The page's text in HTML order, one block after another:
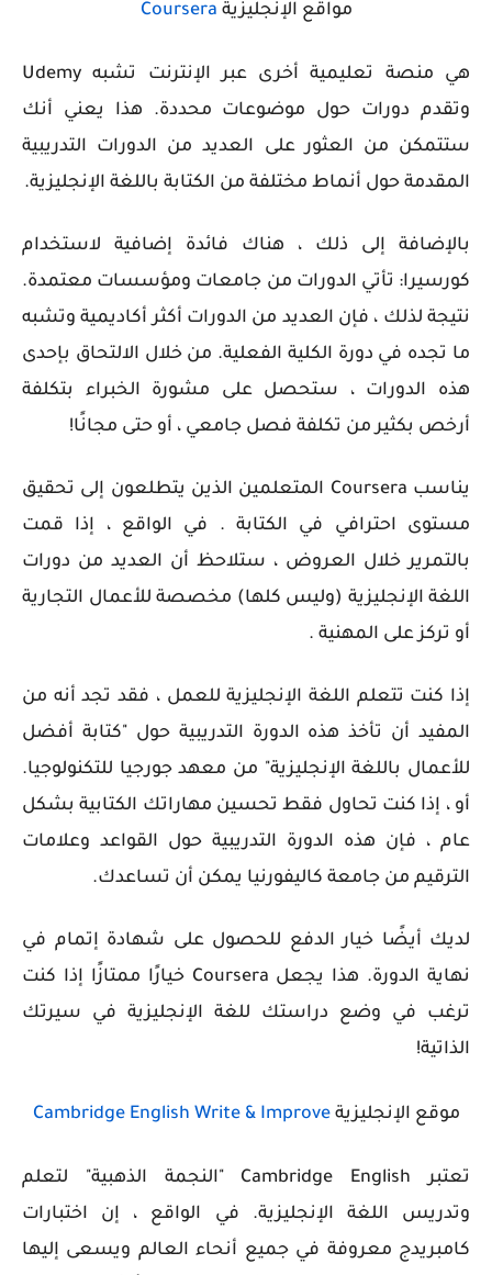
مواقع الإنجليزية Coursera
هي منصة تعليمية أخرى عبر الإنترنت تشبه Udemy
وتقدم دورات حول موضوعات محددة. هذا يعني أنك
ستتمكن من العثور على العديد من الدورات التدريبية
المقدمة حول أنماط مختلفة من الكتابة باللغة الإنجليزية.
بالإضافة إلى ذلك ، هناك فائدة إضافية لاستخدام
كورسيرا: تأتي الدورات من جامعات ومؤسسات معتمدة.
نتيجة لذلك ، فإن العديد من الدورات أكثر أكاديمية وتشبه
ما تجده في دورة الكلية الفعلية. من خلال الالتحاق بإحدى
هذه الدورات ، ستحصل على مشورة الخبراء بتكلفة
أرخص بكثير من تكلفة فصل جامعي ، أو حتى مجانًا!
يناسب Coursera المتعلمين الذين يتطلعون إلى تحقيق
مستوى احترافي في الكتابة . في الواقع ، إذا قمت
بالتمرير خلال العروض ، ستلاحظ أن العديد من دورات
اللغة الإنجليزية (وليس كلها) مخصصة للأعمال التجارية
أو تركز على المهنية .
إذا كنت تتعلم اللغة الإنجليزية للعمل ، فقد تجد أنه من
المفيد أن تأخذ هذه الدورة التدريبية حول "كتابة أفضل
للأعمال باللغة الإنجليزية" من معهد جورجيا للتكنولوجيا.
أو ، إذا كنت تحاول فقط تحسين مهاراتك الكتابية بشكل
عام ، فإن هذه الدورة التدريبية حول القواعد وعلامات
الترقيم من جامعة كاليفورنيا يمكن أن تساعدك.
لديك أيضًا خيار الدفع للحصول على شهادة إتمام في
نهاية الدورة. هذا يجعل Coursera خيارًا ممتازًا إذا كنت
ترغب في وضع دراستك للغة الإنجليزية في سيرتك
الذاتية!
موقع الإنجليزيةCambridge English Write & Improve
تعتبر Cambridge English "النجمة الذهبية" لتعلم
وتدريس اللغة الإنجليزية. في الواقع ، إن اختبارات
كامبريدج معروفة في جميع أنحاء العالم ويسعى إليها